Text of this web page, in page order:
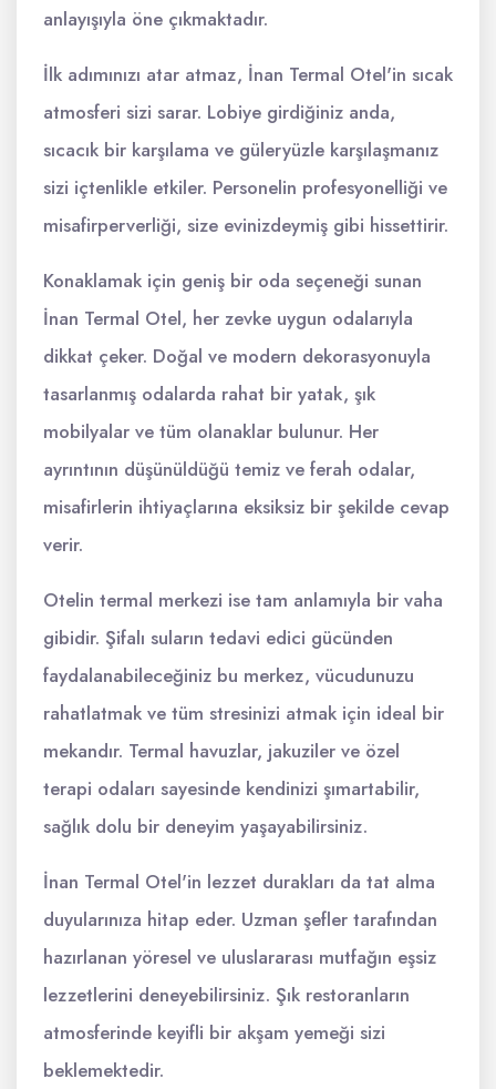
anlayışıyla öne çıkmaktadır.
İlk adımınızı atar atmaz, İnan Termal Otel'in sıcak
atmosferi sizi sarar. Lobiye girdiğiniz anda,
sıcacık bir karşılama ve güleryüzle karşılaşmanız
sizi içtenlikle etkiler. Personelin profesyonelliği ve
misafirperverliği, size evinizdeymiş gibi hissettirir.
Konaklamak için geniş bir oda seçeneği sunan
İnan Termal Otel, her zevke uygun odalarıyla
dikkat çeker. Doğal ve modern dekorasyonuyla
tasarlanmış odalarda rahat bir yatak, şık
mobilyalar ve tüm olanaklar bulunur. Her
ayrıntının düşünüldüğü temiz ve ferah odalar,
misafirlerin ihtiyaçlarına eksiksiz bir şekilde cevap
verir.
Otelin termal merkezi ise tam anlamıyla bir vaha
gibidir. Şifalı suların tedavi edici gücünden
faydalanabileceğiniz bu merkez, vücudunuzu
rahatlatmak ve tüm stresinizi atmak için ideal bir
mekandır. Termal havuzlar, jakuziler ve özel
terapi odaları sayesinde kendinizi şımartabilir,
sağlık dolu bir deneyim yaşayabilirsiniz.
İnan Termal Otel'in lezzet durakları da tat alma
duyularınıza hitap eder. Uzman şefler tarafından
hazırlanan yöresel ve uluslararası mutfağın eşsiz
lezzetlerini deneyebilirsiniz. Şık restoranların
atmosferinde keyifli bir akşam yemeği sizi
beklemektedir.